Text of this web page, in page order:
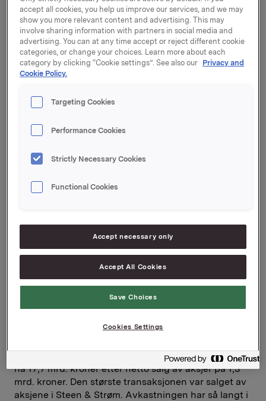
virksomhet får da en årsomsetning på nivå 30 mrd.
kroner.
- Vi har i 3. kvartal lagt et godt grunnlag for
konsernets videre utvikling. Den nye Sapa-strukturen
er nå etablert, og omfattende programmer skal sikre
at vi når de langsiktige lønnsomhetsmålene. De
fleste av Orklas forretningsområder viser
resultatfremgang, men Orkla Foods er negativt
utfordringer i Bakers og Øst-Europa. Vi jobber med å
merkevareområdet skal være tilbake på samme
konsernsjef Dag J. Opedal.
12,7 mrd. kroner i fjor til 17,8 mrd. kroner i år, i
hovedsak som følge av den nye virksomheten fra
Alcoa. For året så langt har omsetningen dermed økt
fra 38,1 til 45,7 mrd. kroner. Resultatbidraget fra ny
virksomhet har imidlertid som ventet vært mer
moderat. Driftsresultat før amortisering var pr. 3.
kvartal på 3,9 mrd. kroner, opp fra 3,4 mrd. kroner i
kroner i kvartalet. Markedsverdien på porteføljen er
nå 17,7 mrd. kroner etter netto salg av aksjer på 1,3
mrd. kroner. Den største transaksjonen var salget av
aksjene i Steen & Strøm. Avkastningen har så langt i
accept all cookies, you help us improve our services, and we may
show you more relevant content and advertising. This may
involve sharing information with partners in social media and
advertising. You can at any time accept or reject different cookie
categories, or change your choices. Learn more about each
category by clicking “Cookie settings”. See also our Privacy and
Cookie Policy.
Targeting Cookies
Performance Cookies
Strictly Necessary Cookies
Functional Cookies
Accept necessary only
Accept All Cookies
Save Choices
Cookies Settings